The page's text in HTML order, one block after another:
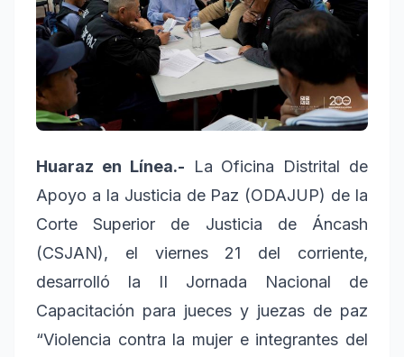
Huaraz en Línea.- La Oficina Distrital de
Apoyo a la Justicia de Paz (ODAJUP) de la
Corte Superior de Justicia de Áncash
(CSJAN), el viernes 21 del corriente,
desarrolló la II Jornada Nacional de
Capacitación para jueces y juezas de paz
“Violencia contra la mujer e integrantes del